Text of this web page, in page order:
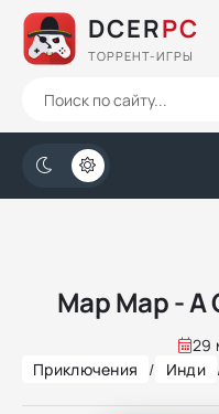
DCERPC
ТОРРЕНТ-ИГРЫ
Map Map - A
29
Приключения
/ Инди